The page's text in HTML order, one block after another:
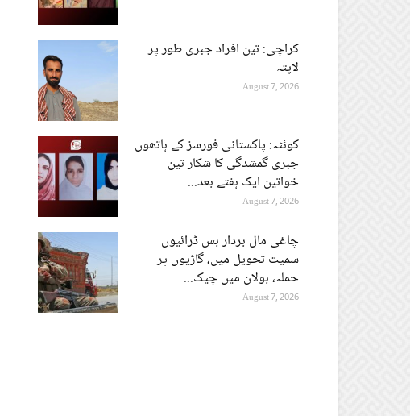
کراچی: تین افراد جبری طور پر
لاپتہ
August 7, 2026
کوئٹہ: پاکستانی فورسز کے ہاتھوں
جبری گمشدگی کا شکار تین
خواتین ایک ہفتے بعد...
August 7, 2026
چاغی مال بردار بس ڈرائیوں
سمیت تحویل میں، گاڑیوں پر
حملہ، بولان میں چیک...
August 7, 2026